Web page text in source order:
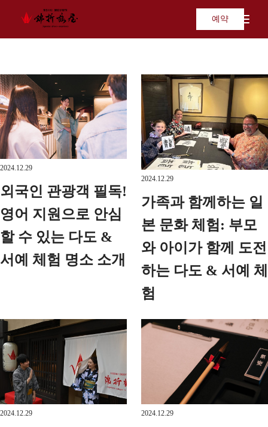
예약
2024.12.29
외국인 관광객 필독!
영어 지원으로 안심
할 수 있는 다도 &
서예 체험 명소 소개
2024.12.29
가족과 함께하는 일
본 문화 체험: 부모
와 아이가 함께 도전
하는 다도 & 서예 체
험
2024.12.29 2024.12.29